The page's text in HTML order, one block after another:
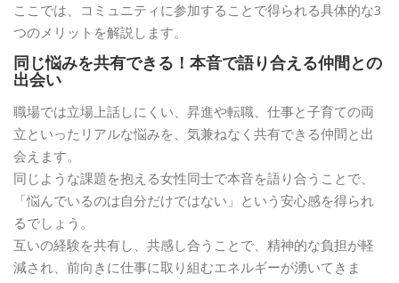
ここでは、コミュニティに参加することで得られる具体的な3
つのメリットを解説します。
同じ悩みを共有できる！本音で語り合える仲間との
出会い
職場では立場上話しにくい、昇進や転職、仕事と子育ての両
立といったリアルな悩みを、気兼ねなく共有できる仲間と出
会えます。
同じような課題を抱える女性同士で本音を語り合うことで、
「悩んでいるのは自分だけではない」という安心感を得られ
るでしょう。
互いの経験を共有し、共感し合うことで、精神的な負担が軽
減され、前向きに仕事に取り組むエネルギーが湧いてきま